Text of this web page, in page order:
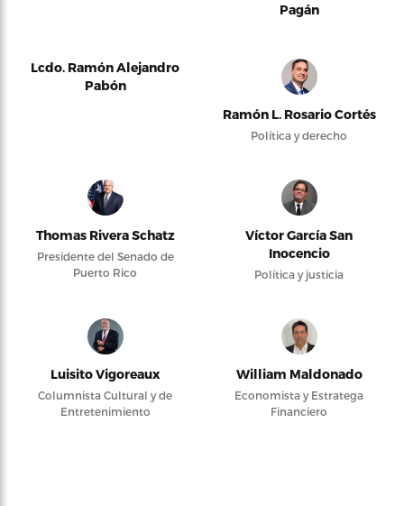
Pagán
Lcdo. Ramón Alejandro
Pabón
Ramón L. Rosario Cortés
Política y derecho
Thomas Rivera Schatz
Presidente del Senado de
Puerto Rico
Víctor García San
Inocencio
Política y justicia
Luisito Vigoreaux
Columnista Cultural y de
Entretenimiento
William Maldonado
Economista y Estratega
Financiero